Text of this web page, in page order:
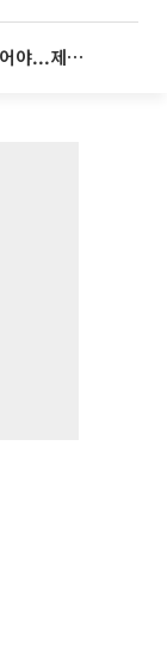
李대통령 “청년이 결혼 망설이는 일 없어야...제도상 불이익 조사”